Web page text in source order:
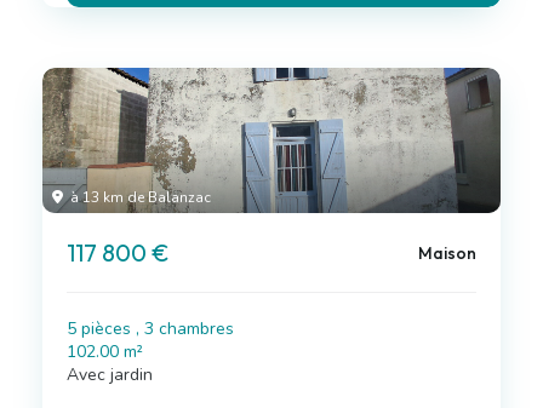
à 13 km de Balanzac
117 800 € Maison
5 pièces , 3 chambres
102.00 m²
Avec jardin